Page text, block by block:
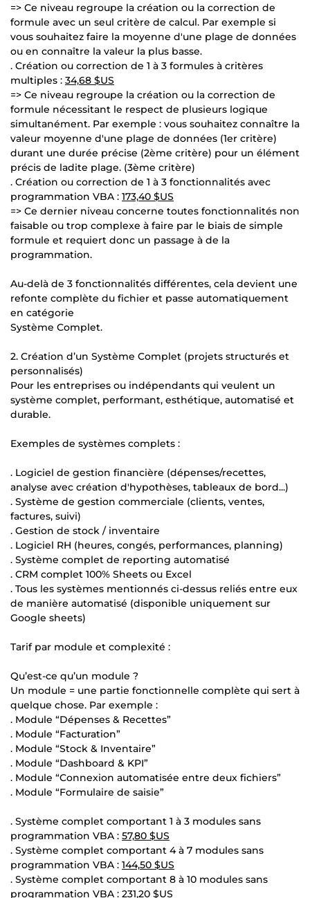
=> Ce niveau regroupe la création ou la correction de
formule avec un seul critère de calcul. Par exemple si
vous souhaitez faire la moyenne d'une plage de données
ou en connaître la valeur la plus basse.
. Création ou correction de 1 à 3 formules à critères
multiples : 34,68 $US
=> Ce niveau regroupe la création ou la correction de
formule nécessitant le respect de plusieurs logique
simultanément. Par exemple : vous souhaitez connaître la
valeur moyenne d'une plage de données (1er critère)
durant une durée précise (2ème critère) pour un élément
précis de ladite plage. (3ème critère)
. Création ou correction de 1 à 3 fonctionnalités avec
programmation VBA : 173,40 $US
=> Ce dernier niveau concerne toutes fonctionnalités non
faisable ou trop complexe à faire par le biais de simple
formule et requiert donc un passage à de la
programmation.
Au-delà de 3 fonctionnalités différentes, cela devient une
refonte complète du fichier et passe automatiquement
en catégorie
Système Complet.
2. Création d’un Système Complet (projets structurés et
personnalisés)
Pour les entreprises ou indépendants qui veulent un
système complet, performant, esthétique, automatisé et
durable.
Exemples de systèmes complets :
. Logiciel de gestion financière (dépenses/recettes,
analyse avec création d'hypothèses, tableaux de bord...)
. Système de gestion commerciale (clients, ventes,
factures, suivi)
. Gestion de stock / inventaire
. Logiciel RH (heures, congés, performances, planning)
. Système complet de reporting automatisé
. CRM complet 100% Sheets ou Excel
. Tous les systèmes mentionnés ci-dessus reliés entre eux
de manière automatisé (disponible uniquement sur
Google sheets)
Tarif par module et complexité :
Qu’est-ce qu’un module ?
Un module = une partie fonctionnelle complète qui sert à
quelque chose. Par exemple :
. Module “Dépenses & Recettes”
. Module “Facturation”
. Module “Stock & Inventaire”
. Module “Dashboard & KPI”
. Module “Connexion automatisée entre deux fichiers”
. Module “Formulaire de saisie”
. Système complet comportant 1 à 3 modules sans
programmation VBA : 57,80 $US
. Système complet comportant 4 à 7 modules sans
programmation VBA : 144,50 $US
. Système complet comportant 8 à 10 modules sans
programmation VBA : 231,20 $US